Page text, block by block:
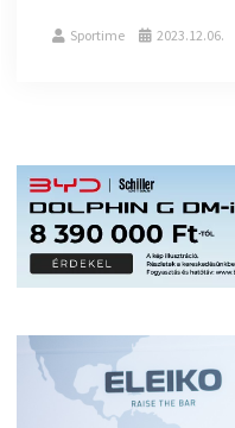
Sportime 2023.12.06.